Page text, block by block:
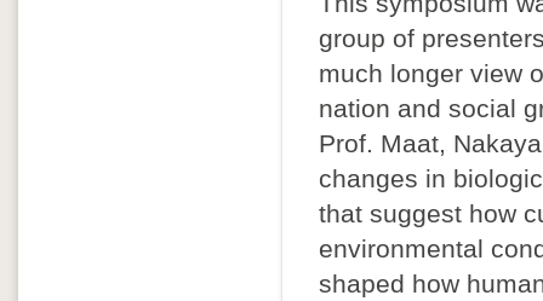
group of
much longer view
nation and social
Prof. Maat,
changes in
that suggest how
environmental
shaped how